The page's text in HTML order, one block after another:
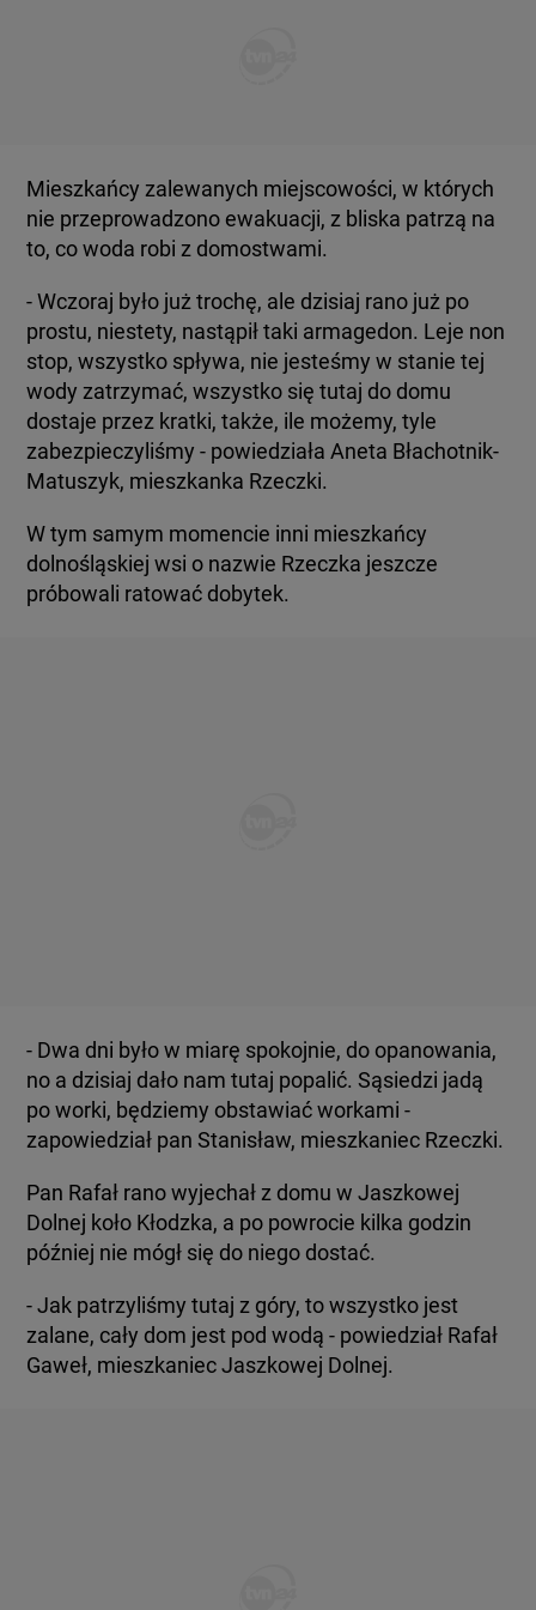
Mieszkańcy zalewanych miejscowości, w których
nie przeprowadzono ewakuacji, z bliska patrzą na
to, co woda robi z domostwami.
- Wczoraj było już trochę, ale dzisiaj rano już po
prostu, niestety, nastąpił taki armagedon. Leje non
stop, wszystko spływa, nie jesteśmy w stanie tej
wody zatrzymać, wszystko się tutaj do domu
dostaje przez kratki, także, ile możemy, tyle
zabezpieczyliśmy - powiedziała Aneta Błachotnik-
Matuszyk, mieszkanka Rzeczki.
W tym samym momencie inni mieszkańcy
dolnośląskiej wsi o nazwie Rzeczka jeszcze
próbowali ratować dobytek.
- Dwa dni było w miarę spokojnie, do opanowania,
no a dzisiaj dało nam tutaj popalić. Sąsiedzi jadą
po worki, będziemy obstawiać workami -
zapowiedział pan Stanisław, mieszkaniec Rzeczki.
Pan Rafał rano wyjechał z domu w Jaszkowej
Dolnej koło Kłodzka, a po powrocie kilka godzin
- Jak patrzyliśmy tutaj z góry, to wszystko jest
zalane, cały dom jest pod wodą - powiedział Rafał
Gaweł, mieszkaniec Jaszkowej Dolnej.